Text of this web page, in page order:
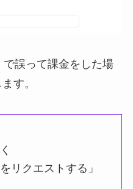
誤って課金をした場
す。
リクエストする」